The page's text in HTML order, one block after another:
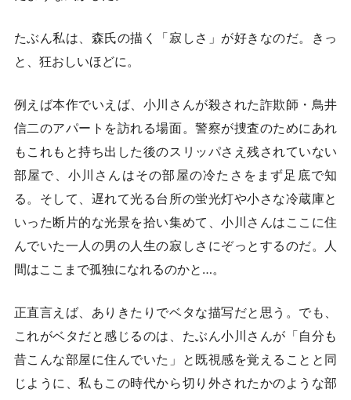
たぶん私は、森氏の描く「寂しさ」が好きなのだ。きっ
と、狂おしいほどに。
例えば本作でいえば、小川さんが殺された詐欺師・鳥井
信二のアパートを訪れる場面。警察が捜査のためにあれ
もこれもと持ち出した後のスリッパさえ残されていない
部屋で、小川さんはその部屋の冷たさをまず足底で知
る。そして、遅れて光る台所の蛍光灯や小さな冷蔵庫と
いった断片的な光景を拾い集めて、小川さんはここに住
んでいた一人の男の人生の寂しさにぞっとするのだ。人
間はここまで孤独になれるのかと…。
正直言えば、ありきたりでベタな描写だと思う。でも、
これがベタだと感じるのは、たぶん小川さんが「自分も
昔こんな部屋に住んでいた」と既視感を覚えることと同
じように、私もこの時代から切り外されたかのような部